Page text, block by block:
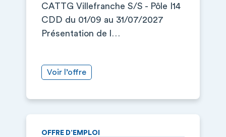
CATTG Villefranche S/S - Pôle I14
CDD du 01/09 au 31/07/2027
Présentation de l…
Voir l’offre
OFFRE D’EMPLOI